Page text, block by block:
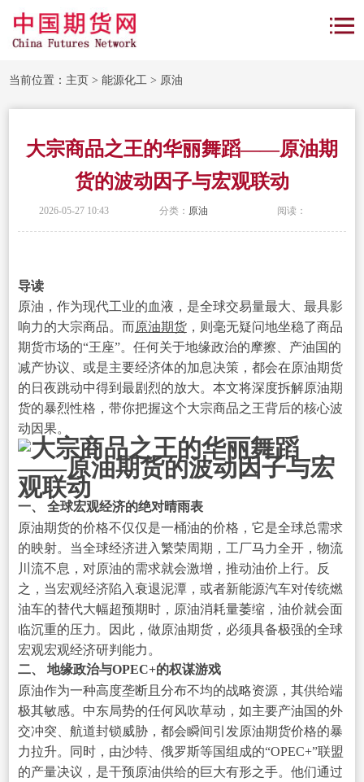
当前位置： 主页 >能源化工 > 原油
大宗商品之王的华丽舞蹈——原油期
货的波动因子与宏观联动
2026-05-27 10:43 分类： 原油 阅读：
导读
原油，作为现代工业的血液，是全球交易量最大、最具影
响力的大宗商品。而原油期货，则毫无疑问地坐稳了商品
期货市场的“王座”。任何关于地缘政治的摩擦、产油国的
减产协议、或是主要经济体的加息决策，都会在原油期货
的日夜跳动中得到最剧烈的放大。本文将深度拆解原油期
货的暴烈性格，带你把握这个大宗商品之王背后的核心波
动因果。
一、 全球宏观经济的绝对晴雨表
原油期货的价格不仅仅是一桶油的价格，它是全球总需求
的映射。当全球经济进入繁荣周期，工厂马力全开，物流
川流不息，对原油的需求就会激增，推动油价上行。反
之，当宏观经济陷入衰退泥潭，或者新能源汽车对传统燃
油车的替代大幅超预期时，原油消耗量萎缩，油价就会面
临沉重的压力。因此，做原油期货，必须具备极强的全球
宏观宏观经济研判能力。
二、 地缘政治与OPEC+的权谋游戏
原油作为一种高度垄断且分布不均的战略资源，其供给端
极其敏感。中东局势的任何风吹草动，如主要产油国的外
交冲突、航道封锁威胁，都会瞬间引发原油期货价格的暴
力拉升。同时，由沙特、俄罗斯等国组成的“OPEC+”联盟
的产量决议，是干预原油供给的巨大有形之手。他们通过